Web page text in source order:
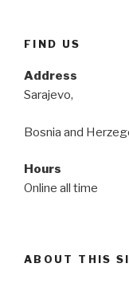
FIND US
Address
Sarajevo,
Bosnia and
Hours
Online all time
ABOUT THIS